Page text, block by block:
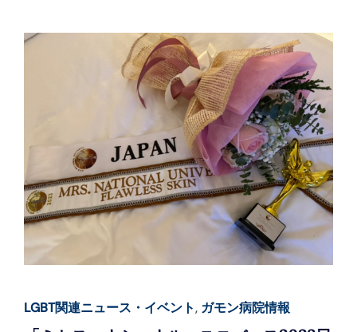
LGBT関連ニュース・イベント, ガモン病院情報